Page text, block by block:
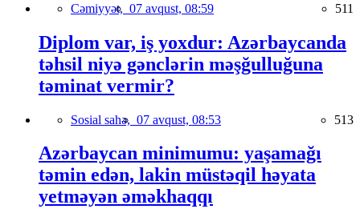
Cəmiyyət, 07 avqust, 08:59 511
Diplom var, iş yoxdur: Azərbaycanda
təhsil niyə gənclərin məşğulluğuna
təminat vermir?
Sosial sahə, 07 avqust, 08:53 513
Azərbaycan minimumu: yaşamağı
təmin edən, lakin müstəqil həyata
yetməyən əməkhaqqı